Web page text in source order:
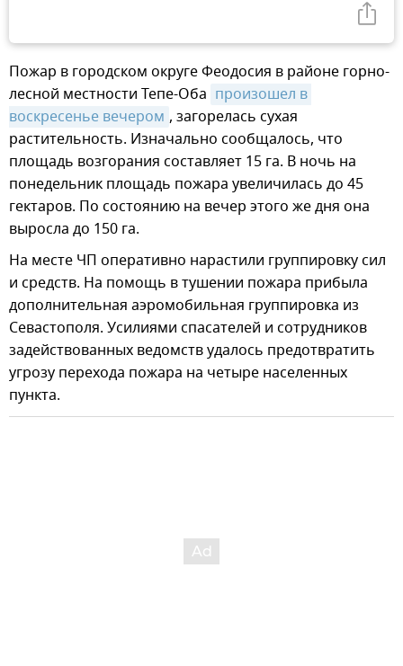
Пожар в городском округе Феодосия в районе горно-
лесной местности Тепе-Оба произошел в
воскресенье вечером , загорелась сухая
растительность. Изначально сообщалось, что
площадь возгорания составляет 15 га. В ночь на
понедельник площадь пожара увеличилась до 45
гектаров. По состоянию на вечер этого же дня она
выросла до 150 га.
На месте ЧП оперативно нарастили группировку сил
и средств. На помощь в тушении пожара прибыла
дополнительная аэромобильная группировка из
Севастополя. Усилиями спасателей и сотрудников
задействованных ведомств удалось предотвратить
угрозу перехода пожара на четыре населенных
пункта.